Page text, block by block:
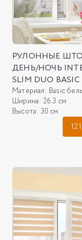
РУЛОННЫЕ
ДЕНЬ/НОЧЬ
SLIM DUO
Материал: Basic
Ширина: 26.3 см
Высота: 30 см